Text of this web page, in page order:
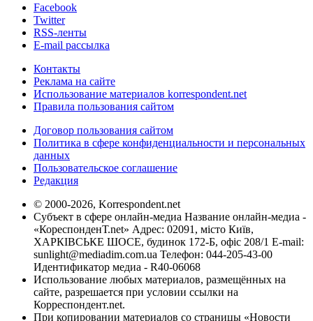
Facebook
Twitter
RSS-ленты
E-mail рассылка
Контакты
Реклама на сайте
Использование материалов korrespondent.net
Правила пользования сайтом
Договор пользования сайтом
Политика в сфере конфиденциальности и персональных
данных
Пользовательское соглашение
Редакция
© 2000-2026, Korrespondent.net
Субъект в сфере онлайн-медиа Название онлайн-медиа -
«КореспонденТ.net» Адрес: 02091, місто Київ,
ХАРКІВСЬКЕ ШОСЕ, будинок 172-Б, офіс 208/1 E-mail:
sunlight@mediadim.com.ua Телефон: 044-205-43-00
Идентификатор медиа - R40-06068
Использование любых материалов, размещённых на
сайте, разрешается при условии ссылки на
Корреспондент.net.
При копировании материалов со страницы «Новости